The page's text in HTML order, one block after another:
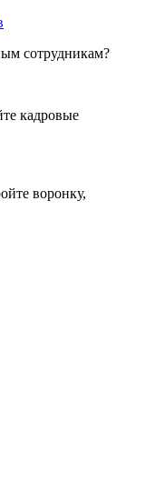
сотрудникам?
кадровые
воронку,